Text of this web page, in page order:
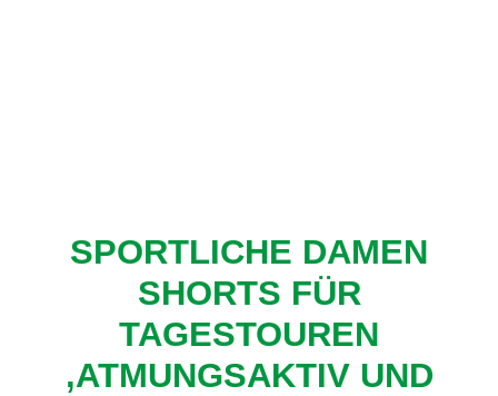
SPORTLICHE DAMEN
SHORTS FÜR
TAGESTOUREN
,ATMUNGSAKTIV UND